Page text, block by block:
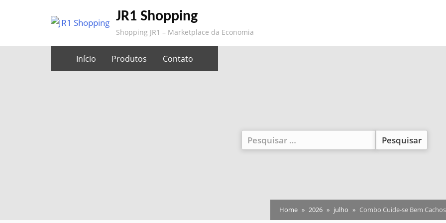
JR1 Shopping
Shopping JR1 – Marketplace da Economia
Início Produtos Contato
Pesquisar
por:
Home 2026 julho Combo Cuide-se Bem